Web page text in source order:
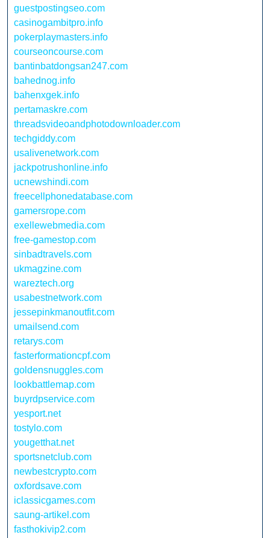
guestpostingseo.com
casinogambitpro.info
pokerplaymasters.info
courseoncourse.com
bantinbatdongsan247.com
bahednog.info
bahenxgek.info
pertamaskre.com
threadsvideoandphotodownloader.com
techgiddy.com
usalivenetwork.com
jackpotrushonline.info
ucnewshindi.com
freecellphonedatabase.com
gamersrope.com
exellewebmedia.com
free-gamestop.com
sinbadtravels.com
ukmagzine.com
wareztech.org
usabestnetwork.com
jessepinkmanoutfit.com
umailsend.com
retarys.com
fasterformationcpf.com
goldensnuggles.com
lookbattlemap.com
buyrdpservice.com
yesport.net
tostylo.com
yougetthat.net
sportsnetclub.com
newbestcrypto.com
oxfordsave.com
iclassicgames.com
saung-artikel.com
fasthokivip2.com